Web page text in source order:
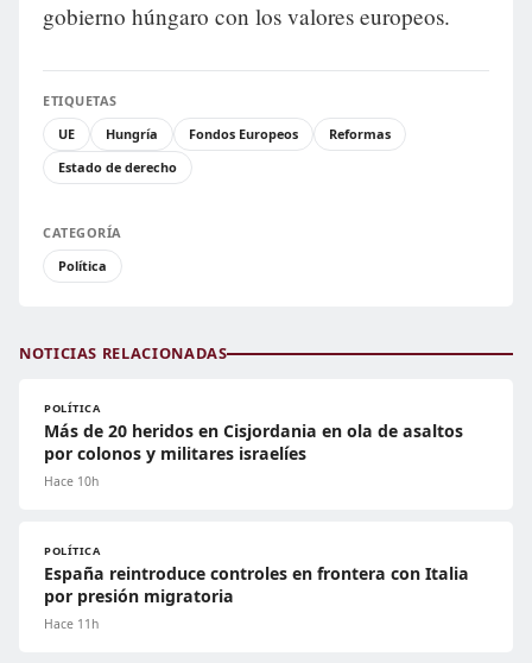
gobierno húngaro con los valores europeos.
ETIQUETAS
UE
Hungría Fondos Europeos
Reformas
Estado de derecho
CATEGORÍA
Política
NOTICIAS RELACIONADAS
POLÍTICA
Más de 20 heridos en Cisjordania en ola de asaltos
por colonos y militares israelíes
Hace 10h
POLÍTICA
España reintroduce controles en frontera con Italia
por presión migratoria
Hace 11h